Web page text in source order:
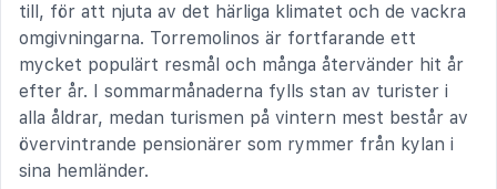
till, för att njuta av det härliga klimatet och de vackra
omgivningarna. Torremolinos är fortfarande ett
mycket populärt resmål och många återvänder hit år
efter år. I sommarmånaderna fylls stan av turister i
alla åldrar, medan turismen på vintern mest består av
övervintrande pensionärer som rymmer från kylan i
sina hemländer.